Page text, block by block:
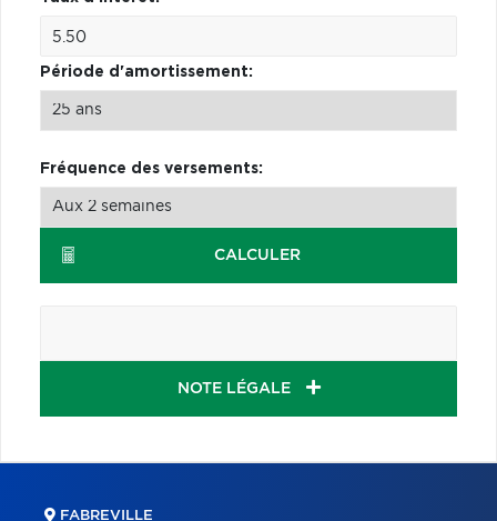
Période d'amortissement:
Fréquence des versements:
CALCULER
NOTE LÉGALE
FABREVILLE